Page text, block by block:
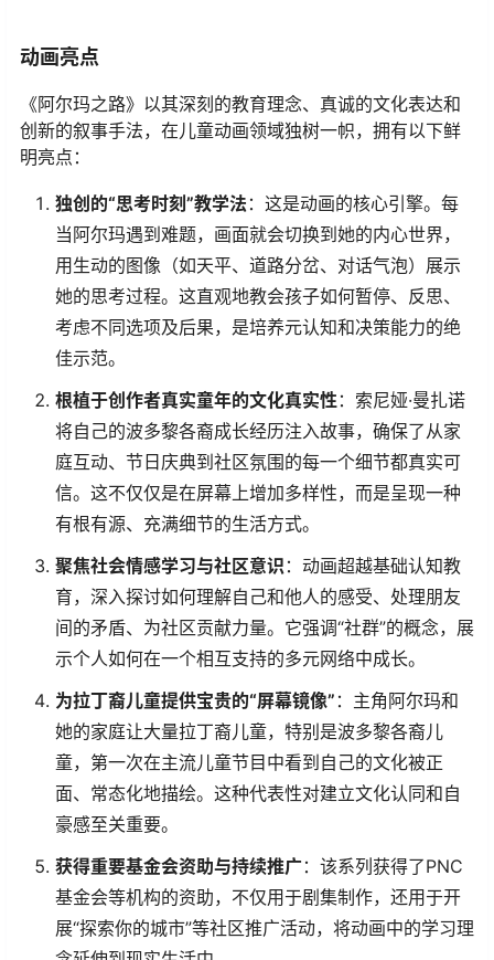
动画亮点
《阿尔玛之路》以其深刻的教育理念、真诚的文化表达和
创新的叙事手法，在儿童动画领域独树一帜，拥有以下鲜
明亮点：
独创的“思考时刻”教学法 ：这是动画的核心引擎。每
当阿尔玛遇到难题，画面就会切换到她的内心世界，
用生动的图像（如天平、道路分岔、对话气泡）展示
她的思考过程。这直观地教会孩子如何暂停、反思、
考虑不同选项及后果，是培养元认知和决策能力的绝
佳示范。
根植于创作者真实童年的文化真实性 ：索尼娅·曼扎诺
将自己的波多黎各裔成长经历注入故事，确保了从家
庭互动、节日庆典到社区氛围的每一个细节都真实可
信。这不仅仅是在屏幕上增加多样性，而是呈现一种
有根有源、充满细节的生活方式。
聚焦社会情感学习与社区意识 ：动画超越基础认知教
育，深入探讨如何理解自己和他人的感受、处理朋友
间的矛盾、为社区贡献力量。它强调“社群”的概念，展
示个人如何在一个相互支持的多元网络中成长。
为拉丁裔儿童提供宝贵的“屏幕镜像” ：主角阿尔玛和
她的家庭让大量拉丁裔儿童，特别是波多黎各裔儿
童，第一次在主流儿童节目中看到自己的文化被正
面、常态化地描绘。这种代表性对建立文化认同和自
豪感至关重要。
获得重要基金会资助与持续推广：该系列获得了PNC
基金会等机构的资助，不仅用于剧集制作，还用于开
展“探索你的城市”等社区推广活动，将动画中的学习理